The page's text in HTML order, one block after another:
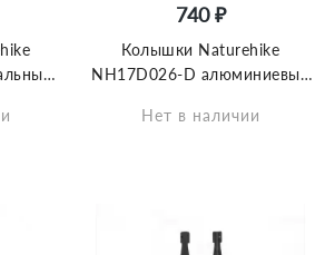
740 ₽
Колышки Naturehike
NH17D026-D алюминиевый
6927595723364
Нет в наличии